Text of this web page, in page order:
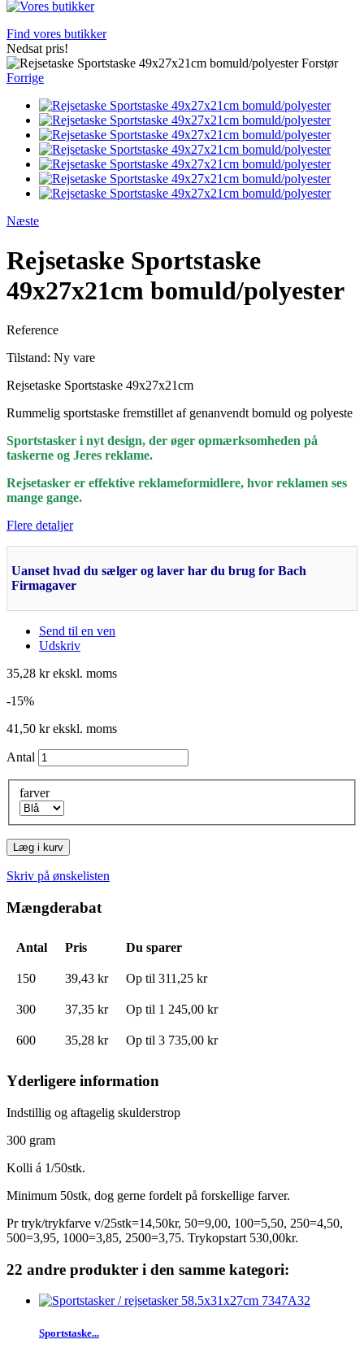
Find vores butikker
Nedsat pris!
Forstør
Forrige
Næste
Rejsetaske Sportstaske
49x27x21cm bomuld/polyester
Reference
Tilstand: Ny vare
Rejsetaske Sportstaske 49x27x21cm
Rummelig sportstaske fremstillet af genanvendt bomuld og polyeste
Sportstasker i nyt design, der øger opmærksomheden på
taskerne og Jeres reklame.
Rejsetasker er effektive reklameformidlere, hvor reklamen ses
mange gange.
Flere detaljer
Uanset hvad du sælger og laver har du brug for Bach
Firmagaver
Send til en ven
Udskriv
35,28 krekskl. moms
-15%
41,50 krekskl. moms
Antal
farver
Læg i kurv
Skriv på ønskelisten
Mængderabat
Antal Pris Du sparer
150 39,43 kr Op til 311,25 kr
300 37,35 kr Op til 1 245,00 kr
600 35,28 kr Op til 3 735,00 kr
Yderligere information
Indstillig og aftagelig skulderstrop
300 gram
Kolli á 1/50stk.
Minimum 50stk, dog gerne fordelt på forskellige farver.
Pr tryk/trykfarve v/25stk=14,50kr, 50=9,00, 100=5,50, 250=4,50,
500=3,95, 1000=3,85, 2500=3,75. Trykopstart 530,00kr.
22 andre produkter i den samme kategori:
Sportstaske...